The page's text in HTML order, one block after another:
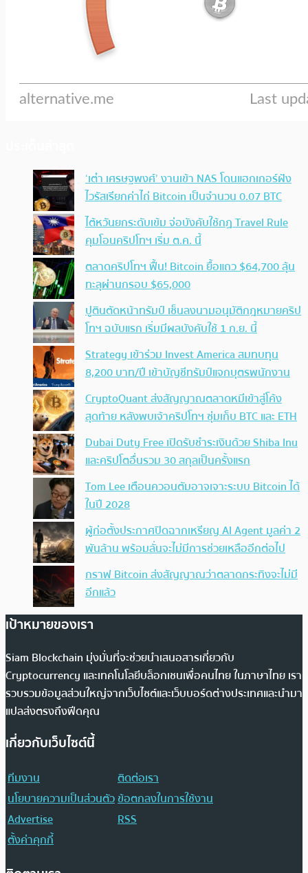
‘เต๋า เศรษฐพงศ์’ งานเข้า NAS โดนแฮกเกอร์ฝัง
ไวรัสเรียกค่าไถ่ Bitcoin เป็นจำนวน 0.07 BTC
ไต้หวันยกระดับเข้ม จ่อบังคับใช้กฏ Travel Rule
คุมโอนคริปโทฯ เริ่ม ต.ค. นี้
ตลาดคริปโทฯ ฟื้น! Bitcoin ยื้อแถว $64,700 ลุ้น
ทะลุผ่านกรอบ $65,000
ปูตินตัดหน้าทรัมป์ เซ็นลงนามอนุมัติกฎหมายคริป
โทฯ ฉบับแรก เริ่มมีผลบังคับใช้ 1 ก.ย. นี้
Strategy เข้าร่วม Invest America สมทบทุน
8,200 บาท/ปี เข้าบัญชีทรัมป์แจกบุตรพนักงาน
CryptoQuant ส่งสัญญาณตลาดหมีเข้าสู่โค้ง
สุดท้าย หลังพบเจ้าคริปโทฯ ซุ่มเก็บ BTC และ ETH
Dubai Duty Free เปิดรับชำระเงินด้วย Shiba Inu
และคริปโตอื่นรวม 30 สกุลเป็นครั้งแรก
Tom Lee เตือนควอนตัมอาจเจาะระบบ Bitcoin ได้
ในปี 2028
ผู้ก่อตั้งประกาศปิดฉากเหรียญ AI Agent มูลค่า 2
พันล้าน พร้อมลั่นจะไม่มีการช่วยเหลืออีกต่อไป
กราฟ Bitcoin ส่งสัญญาณว่าตลาดกระทิงจะไม่มี
อีกแล้ว
เป้าหมายของเรา
Siam Blockchain มุ่งมั่นที่จะช่วยนำเสนอสารเกี่ยวกับ
Cryptocurrency และเทคโนโลยีบล็อกเชนเพื่อคนไทย ในภาษาไทย เรา
รวบรวมข้อมูลส่วนใหญ่จากเว็บไซต์และเว็บบอร์ดต่างประเทศและนำมา
แปลส่งตรงถึงฟีดคุณ
เกี่ยวกับเว็บไซต์นี้
ทีมงาน
ติดต่อเรา
นโยบายความเป็นส่วนตัวข้อตกลงในการใช้งาน
Advertise
RSS
ตั้งค่าคุกกี้